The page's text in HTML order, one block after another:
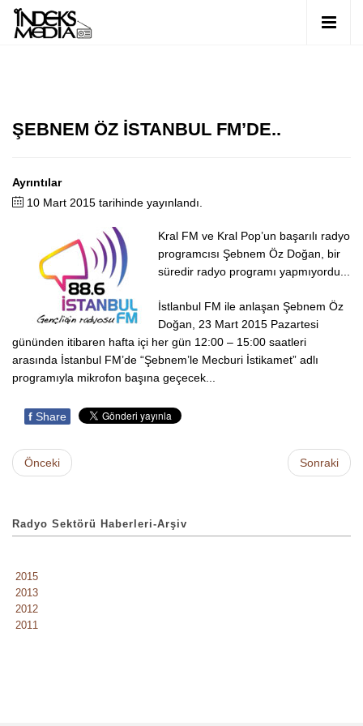
ŞEBNEM ÖZ İSTANBUL FM’DE..
Ayrıntılar
10 Mart 2015 tarihinde yayınlandı.
Kral FM ve Kral Pop’un başarılı radyo
programcısı Şebnem Öz Doğan, bir
süredir radyo programı yapmıyordu...
İstlanbul FM ile anlaşan Şebnem Öz
Doğan, 23 Mart 2015 Pazartesi
gününden itibaren hafta içi her gün 12:00 – 15:00 saatleri
arasında İstanbul FM’de “Şebnem’le Mecburi İstikamet” adlı
programıyla mikrofon başına geçecek...
f Share
Önceki Sonraki
Radyo Sektörü Haberleri-Arşiv
2015
2013
2012
2011